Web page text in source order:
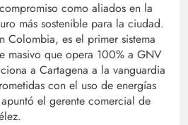
como aliados en la
más sostenible para la ciudad.
Colombia, es el primer sistema
masivo que opera 100% a GNV
a Cartagena a la vanguardia
con el uso de energías
el gerente comercial de